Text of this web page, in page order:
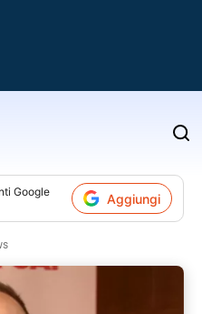
Google
Aggiungi